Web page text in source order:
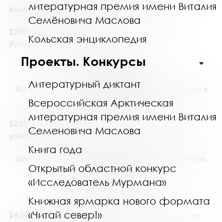
литературная премия имени Виталия
Семёновича Маслова
Кольская энциклопедия
Проекты. Конкурсы
Литературный диктант
Всероссийская Арктическая
литературная премия имени Виталия
Семеновича Маслова
Книга года
Открытый областной конкурс
«Исследователь Мурмана»
Книжная ярмарка нового формата
«Читай север!»
Калашниковым (г. Воронеж), 12+
17.00
Рубановым (г. Москва), 12+
30 мая, суббота
Шатёр, уличная площадка, ул. Пушкинская, 3 (площадь у
ДК им. С.М. Кирова)
12.00-20.00 – Книжная ярмарка: продажа книг, (шатры,
уличная площадка)
Центр научно-технологического творчества «Родина»,
улица Ленинградская, 26
14.00 – Торжественное открытие литературной премии